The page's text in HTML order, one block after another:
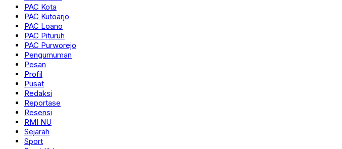
PAC Kota
PAC Kutoarjo
PAC Loano
PAC Pituruh
PAC Purworejo
Pengumuman
Pesan
Profil
Pusat
Redaksi
Reportase
Resensi
RMI NU
Sejarah
Sport